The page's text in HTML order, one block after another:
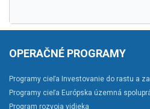
OPERAČNÉ PROGRAMY
Programy cieľa Investovanie do rastu a
Programy cieľa Európska územná
Program rozvoja vidieka